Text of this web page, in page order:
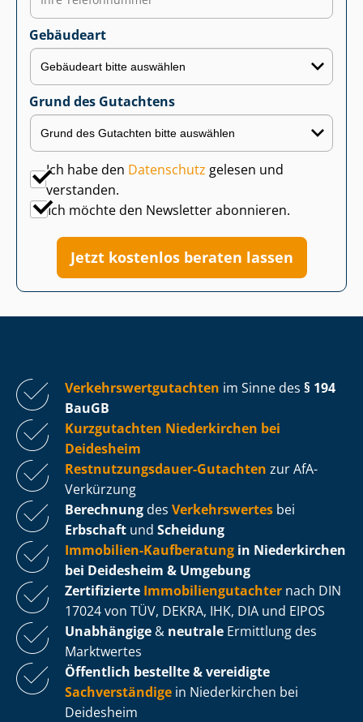
Gebäudeart
Grund des Gutachtens
Ich habe den Datenschutz gelesen und
verstanden.
Ich möchte den Newsletter abonnieren.
Jetzt kostenlos beraten lassen
Ver­kehrs­wert­gut­ach­ten im Sinne des § 194
BauGB
Kurzgutachten Niederkirchen bei
Deidesheim
Rest­nut­zungs­dau­er-Gutachten zur AfA-
Verkürzung
Berechnung des Verkehrswertes bei
Erbschaft und Scheidung
Immobilien-Kaufberatung in Niederkirchen
bei Deidesheim & Umgebung
Zertifizierte Im­mo­bi­li­en­gut­ach­ter nach DIN
17024 von TÜV, DEKRA, IHK, DIA und EIPOS
Unabhängige & neutrale Ermittlung des
Marktwertes
Öffentlich bestellte & vereidigte
Sachverständige in Niederkirchen bei
Deidesheim